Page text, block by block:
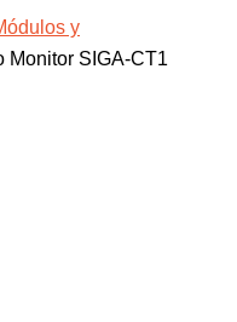
y
Monitor SIGA-CT1